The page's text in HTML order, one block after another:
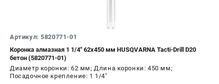
Артикул: 5820771-01
Коронка алмазная 1 1/4" 62х450 мм HUSQVARNA Tacti-Drill D20
бетон (5820771-01)
Диаметр коронки: 62 мм; Длина коронки: 450 мм;
Посадочное крепление: 1 1/4"